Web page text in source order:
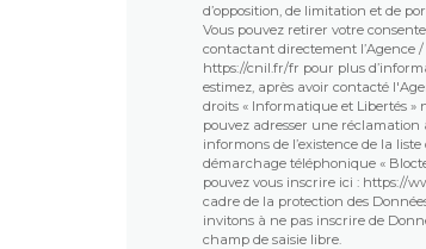
d’opposition, de limitation et de
Vous pouvez retirer votre
contactant directement l’Agence /
https://cnil.fr/fr pour plus
estimez, après avoir contacté
droits « Informatique et Libertés »
pouvez adresser une réclamation
informons de l’existence de la
démarchage téléphonique «
pouvez vous inscrire ici : https://
cadre de la protection des
invitons à ne pas inscrire de
champ de saisie libre.